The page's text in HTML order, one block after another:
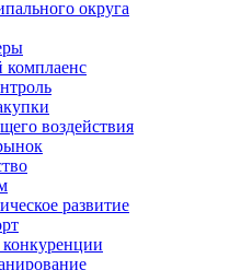
округа
воздействия
развитие
конкуренции